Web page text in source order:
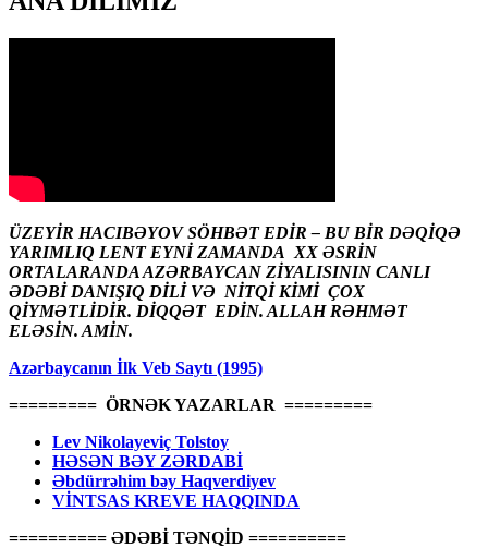
ÜZEYİR HACIBƏYOV SÖHBƏT EDİR – BU BİR DƏQİQƏ
YARIMLIQ LENT EYNİ ZAMANDA XX ƏSRİN
ORTALARANDA AZƏRBAYCAN ZİYALISININ CANLI
ƏDƏBİ DANIŞIQ DİLİ VƏ NİTQİ KİMİ ÇOX
QİYMƏTLİDİR. DİQQƏT EDİN. ALLAH RƏHMƏT
ELƏSİN. AMİN.
Azərbaycanın İlk Veb Saytı (1995)
========= ÖRNƏK YAZARLAR =========
Lev Nikolayeviç Tolstoy
HƏSƏN BƏY ZƏRDABİ
Əbdürrəhim bəy Haqverdiyev
VİNTSAS KREVE HAQQINDA
========== ƏDƏBİ TƏNQİD ==========